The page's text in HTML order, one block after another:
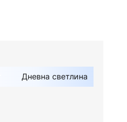
Дневна светлина